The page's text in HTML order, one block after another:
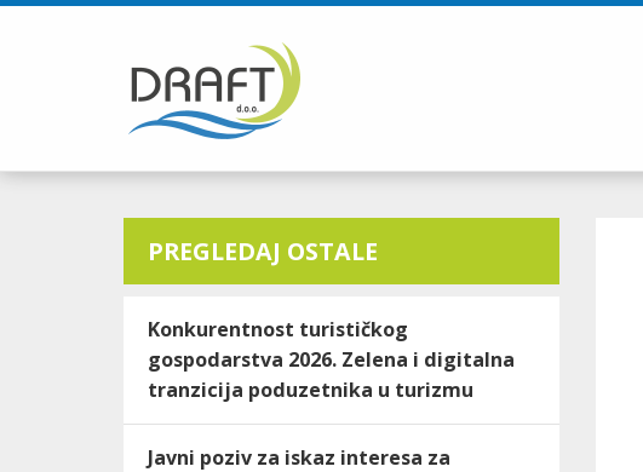
PREGLEDAJ OSTALE
Konkurentnost turističkog
gospodarstva 2026. Zelena i digitalna
tranzicija poduzetnika u turizmu
Javni poziv za iskaz interesa za